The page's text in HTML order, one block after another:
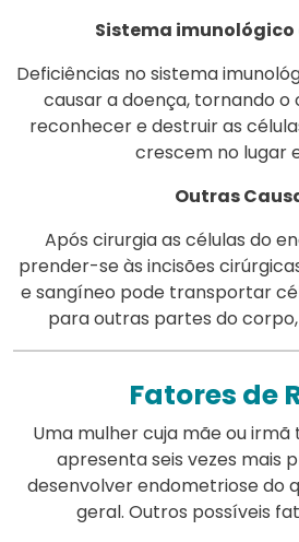
Sistema
Deficiências no sistema
causar a doença, tornando
reconhecer e destruir as
crescem no lugar
Outras
Após cirurgia as células do
prender-se às incisões
e sangíneo pode transportar
para outras partes do
Fatores de
Uma mulher cuja mãe ou
apresenta seis vezes mais
desenvolver endometriose do
geral. Outros possíveis